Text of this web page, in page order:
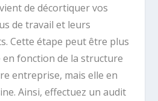
de décortiquer vos
de travail et leurs
Cette étape peut être plus
en fonction de la structure
entreprise, mais elle en
Ainsi, effectuez un audit